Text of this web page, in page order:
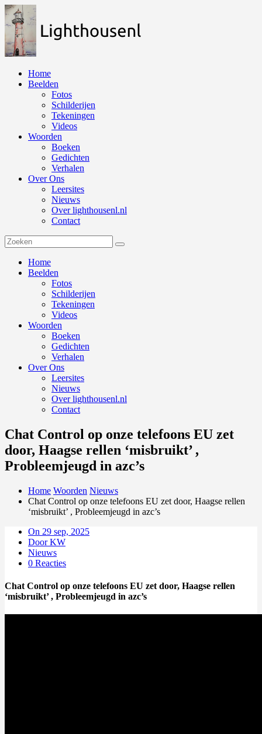
Naar
de
inhoud
springen
Home
Beelden
Fotos
Schilderijen
Tekeningen
Videos
Woorden
Boeken
Gedichten
Verhalen
Over Ons
Leersites
Nieuws
Over lighthousenl.nl
Contact
Home
Beelden
Fotos
Schilderijen
Tekeningen
Videos
Woorden
Boeken
Gedichten
Verhalen
Over Ons
Leersites
Nieuws
Over lighthousenl.nl
Contact
Chat Control op onze telefoons EU zet
door, Haagse rellen ‘misbruikt’ ,
Probleemjeugd in azc’s
Home Woorden Nieuws
Chat Control op onze telefoons EU zet door, Haagse rellen
‘misbruikt’ , Probleemjeugd in azc’s
On 29 sep, 2025
Door KW
Nieuws
0 Reacties
Chat Control op onze telefoons EU zet door, Haagse rellen
‘misbruikt’ , Probleemjeugd in azc’s